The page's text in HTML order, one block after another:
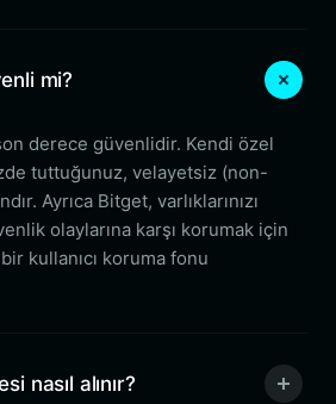
mi?
derece güvenlidir. Kendi özel
tuttuğunuz, velayetsiz (non-
Ayrıca Bitget, varlıklarınızı
olaylarına karşı korumak için
kullanıcı koruma fonu
nasıl alınır?